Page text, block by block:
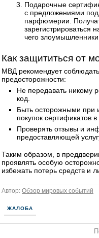
Подарочные
с предложениями
парфюмерии.
зарегистрироваться
чего
Как защититься от
МВД рекомендует
предосторожности:
Не передавать никому
код.
Быть осторожными при
покупок сертификатов в
Проверять отзывы и
предоставляющей
Таким образом, в
проявлять особую
избежать потерь средств и
Автор: Обзор мировых событий
ЖАЛОБА